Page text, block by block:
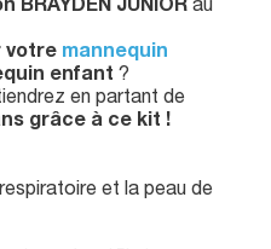
BRAYDEN JUNIOR au
votre mannequin
enfant ?
en partant de
grâce à ce kit !
et la peau de